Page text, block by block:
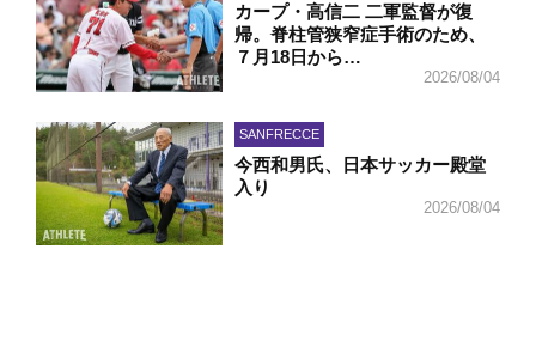
カープ・高信二 二軍監督が復
帰。脊柱管狭窄症手術のため、
７月18日から…
2026/08/04
SANFRECCE
今西和男氏、日本サッカー殿堂
入り
2026/08/04